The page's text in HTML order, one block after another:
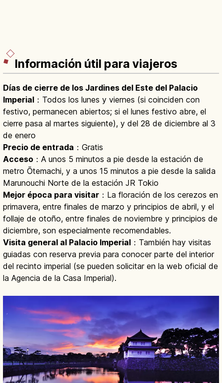
Información útil para viajeros
Días de cierre de los Jardines del Este del Palacio
Imperial ：Todos los lunes y viernes (si coinciden con
festivo, permanecen abiertos; si el lunes festivo abre, el
cierre pasa al martes siguiente), y del 28 de diciembre al 3
de enero
Precio de entrada ：Gratis
Acceso ：A unos 5 minutos a pie desde la estación de
metro Ōtemachi, y a unos 15 minutos a pie desde la salida
Marunouchi Norte de la estación JR Tokio
Mejor época para visitar ：La floración de los cerezos en
primavera, entre finales de marzo y principios de abril, y el
follaje de otoño, entre finales de noviembre y principios de
diciembre, son especialmente recomendables.
Visita general al Palacio Imperial ：También hay visitas
guiadas con reserva previa para conocer parte del interior
del recinto imperial (se pueden solicitar en la web oficial de
la Agencia de la Casa Imperial).